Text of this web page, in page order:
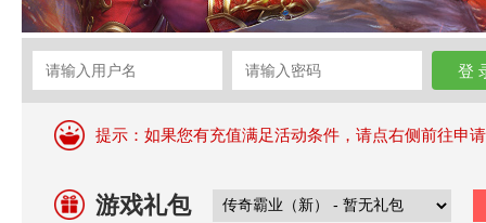
提示：如果您有充值满足活动条件，请点右侧前往申
游戏礼包